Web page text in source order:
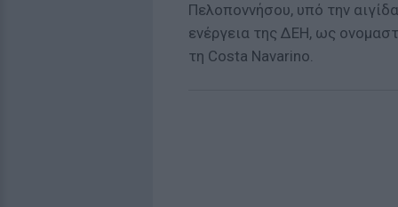
Πελοποννήσου, υπό την
ενέργεια της ΔΕΗ, ως
τη Costa Navarino.